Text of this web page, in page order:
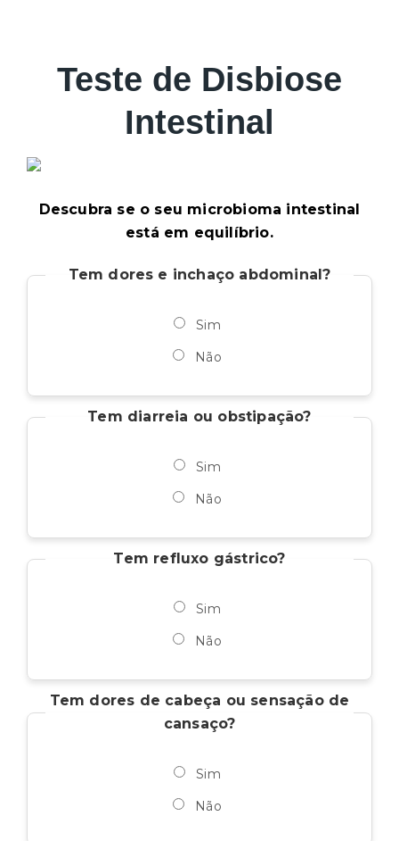
Teste de Disbiose
Intestinal
Descubra se o seu microbioma intestinal
está em equilíbrio.
Tem dores e inchaço abdominal?
Sim
Não
Tem diarreia ou obstipação?
Sim
Não
Tem refluxo gástrico?
Sim
Não
Tem dores de cabeça ou sensação de
cansaço?
Sim
Não